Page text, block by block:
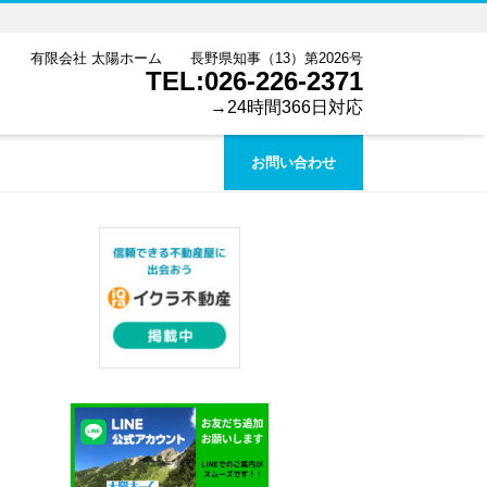
有限会社 太陽ホーム 長野県知事（13）第2026号
TEL:026-226-2371
→24時間366日対応
お問い合わせ